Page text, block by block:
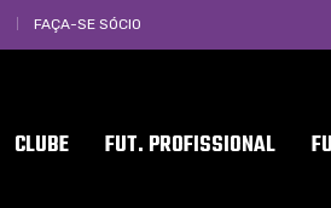
FAÇA-SE SÓCIO
CLUBE FUT. PROFISSIONAL